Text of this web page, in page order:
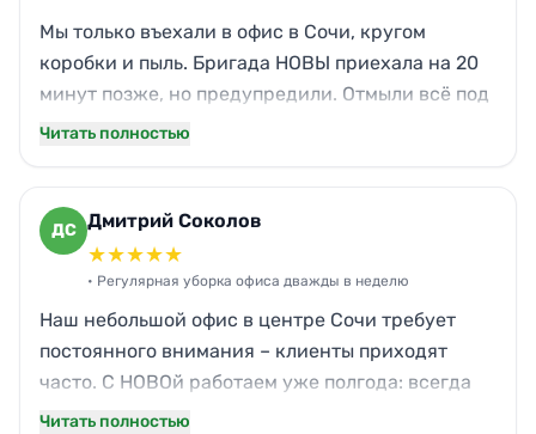
Мы только въехали в офис в Сочи, кругом
коробки и пыль. Бригада НОВЫ приехала на 20
минут позже, но предупредили. Отмыли всё под
ноль: окна, полы, даже внутри шкафов протерли.
заказ оправдал ожидания.
Читать полностью
ДС Дмитрий Соколов
★★★★★
• Регулярная уборка офиса дважды в неделю
Наш небольшой офис в центре Сочи требует
постоянного внимания – клиенты приходят
часто. С НОВОй работаем уже полгода: всегда
чисто, мусор вынесен, санузлы блестят.
Читать полностью